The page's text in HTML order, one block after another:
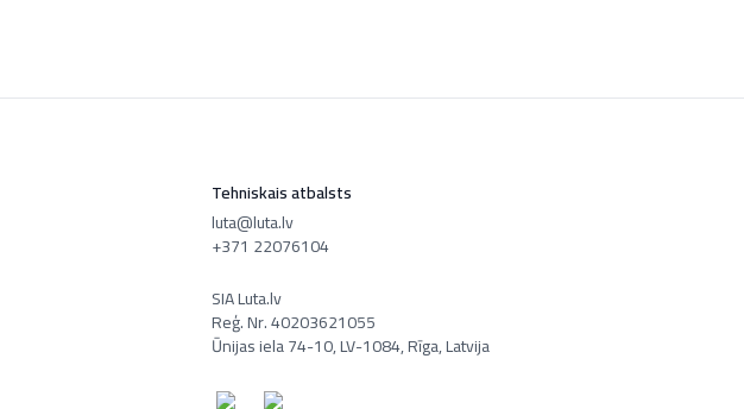
Tehniskais atbalsts
luta@luta.lv
+371 22076104
SIA Luta.lv
Reģ. Nr. 40203621055
Ūnijas iela 74-10, LV-1084, Rīga, Latvija